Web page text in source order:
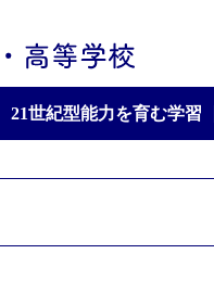
学校法人
21世紀型能力を育む学習